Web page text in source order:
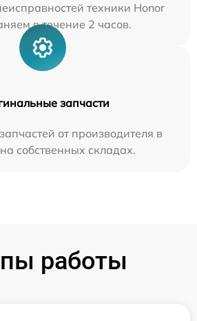
техники Honor
в течение 2 часов.
запчасти
от производителя в
собственных складах.
работы